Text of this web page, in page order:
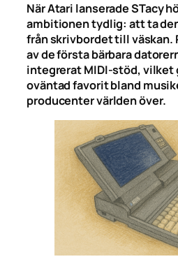
När Atari lanserade STacy
ambitionen tydlig: att ta
från skrivbordet till väskan.
av de första bärbara
integrerat MIDI-stöd, vilket
oväntad favorit bland
producenter världen över.